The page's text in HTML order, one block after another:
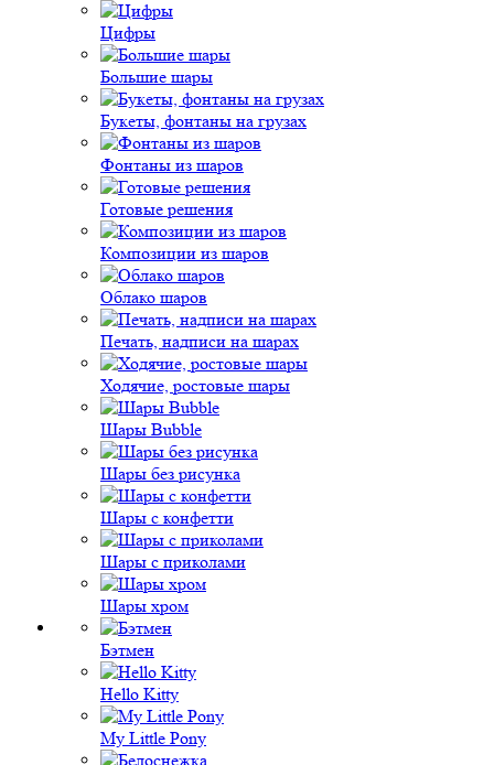
Цифры
Большие шары
Букеты, фонтаны на грузах
Фонтаны из шаров
Готовые решения
Композиции из шаров
Облако шаров
Печать, надписи на шарах
Ходячие, ростовые шары
Шары Bubble
Шары без рисунка
Шары с конфетти
Шары с приколами
Шары хром
Бэтмен
Hello Kitty
My Little Pony